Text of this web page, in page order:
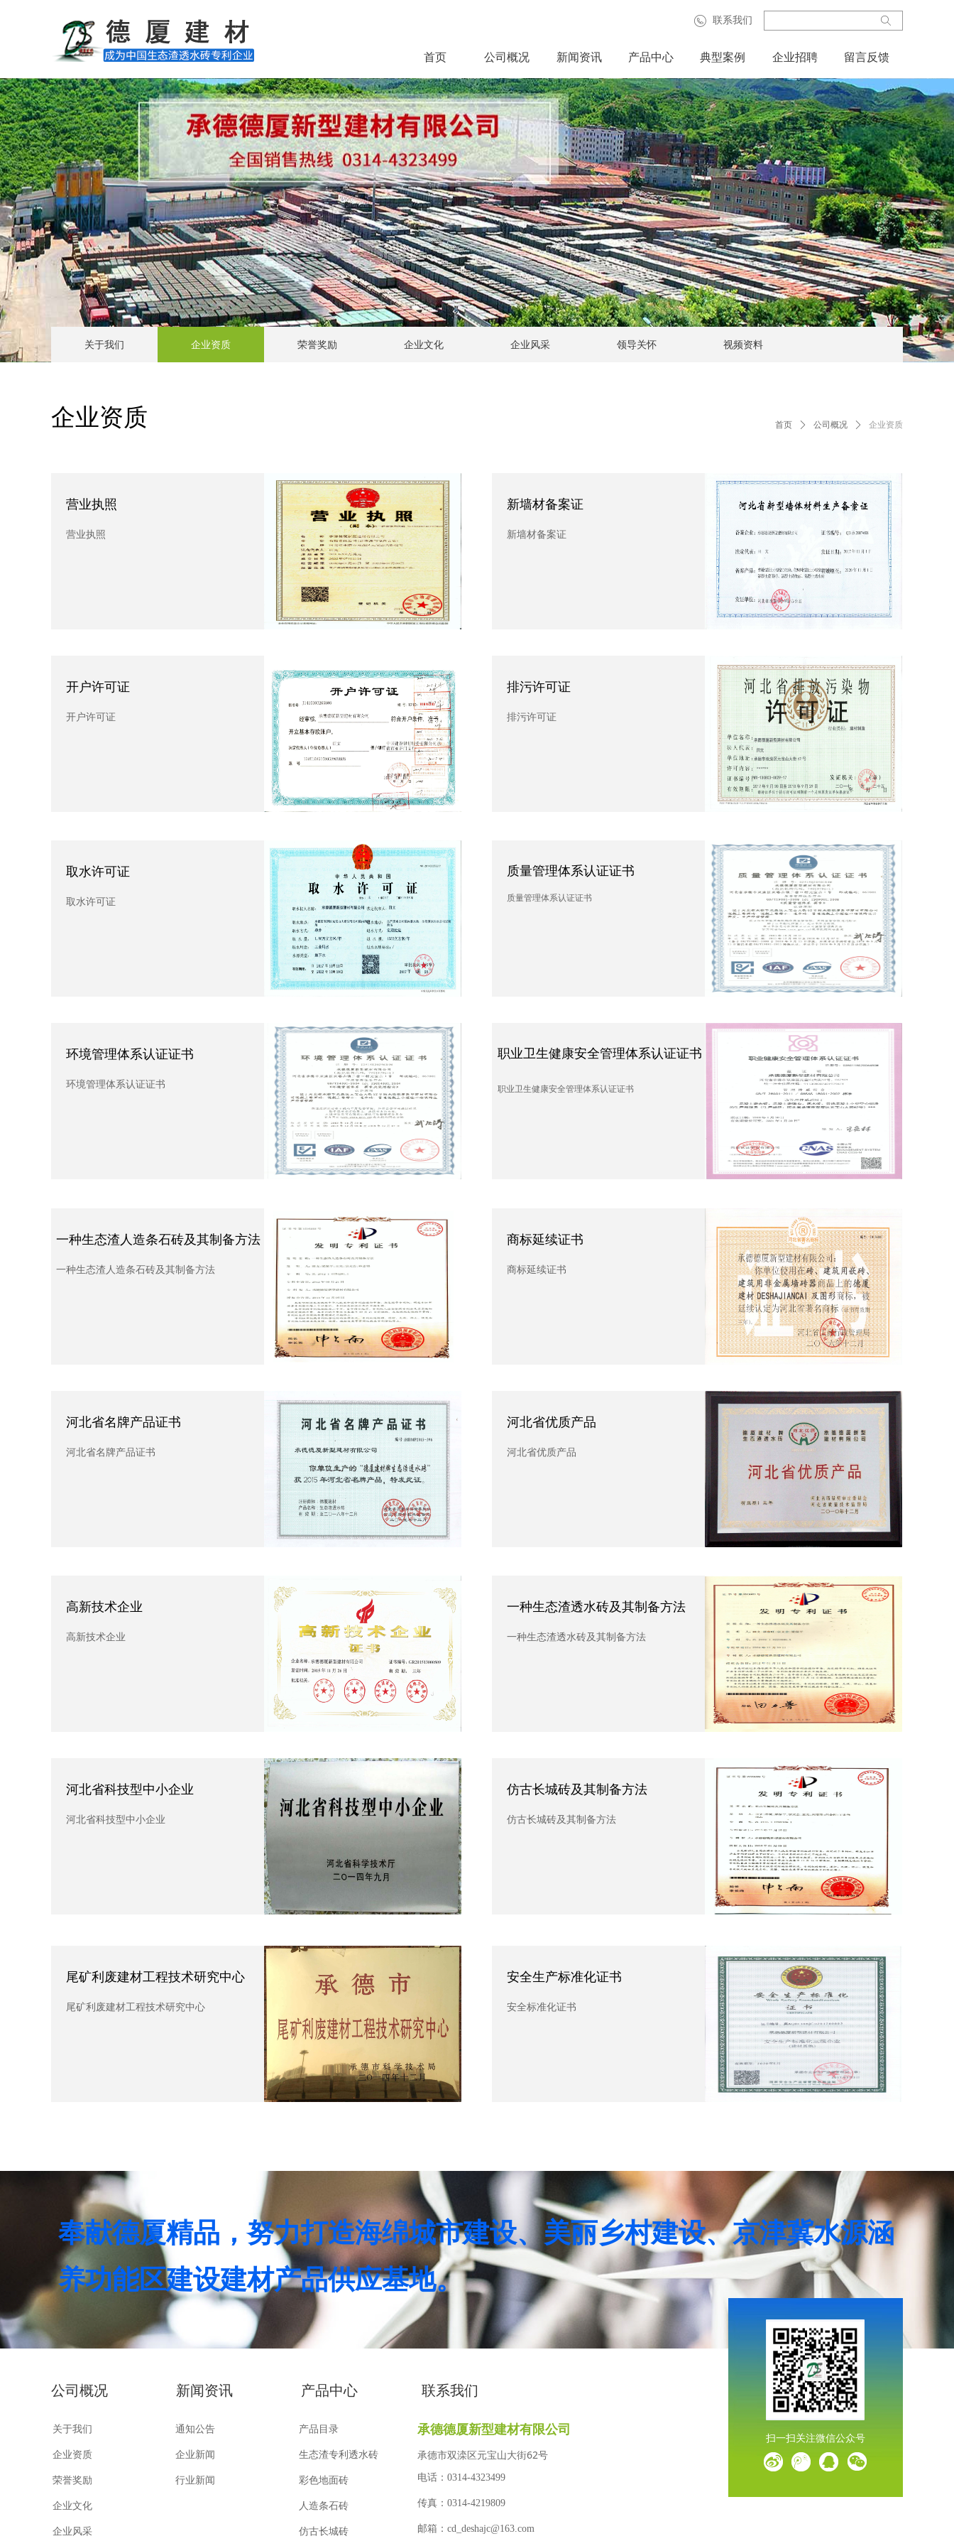
首页 公司概况 新闻资讯 产品中心 典型案例 企业招聘 留言反馈
ꄠ
联系我们
4
3
2
3
4
9
9
关于我们 企业资质 荣誉奖励 企业文化 企业风采 领导关怀 视频资料
企业资质
奉献德厦精品，努力打造海绵城市建设、美丽乡村建设、京津冀水源涵
养功能区建设建材产品供应基地。
首页 ꄲ 公司概况 ꄲ 企业资质
营业执照
营业执照
新墙材备案证
新墙材备案证
新墙材备案证
新墙材备案证
开户许可证
开户许可证
排污许可证
排污许可证
排污许可证
排污许可证
取水许可证
取水许可证
环境管理体系认证证书
环境管理体系认证证书
质量管理体系认证证书
质量管理体系认证证书
质量管理体系认证证书
质量管理体系认证证书
职业卫生健康安全管理体系认证证书
职业卫生健康安全管理体系认证证书
职业卫生健康安全管理体系认证证书
职业卫生健康安全管理体系认证证书
一种生态渣人造条石砖及其制备方法
一种生态渣人造条石砖及其制备方法
河北省名牌产品证书
河北省名牌产品证书
高新技术企业
高新技术企业
河北省科技型中小企业
河北省科技型中小企业
商标延续证书
商标延续证书
商标延续证书
商标延续证书
河北省优质产品
河北省优质产品
河北省优质产品
河北省优质产品
一种生态渣透水砖及其制备方法
一种生态渣透水砖及其制备方法
一种生态渣透水砖及其制备方法
一种生态渣透水砖及其制备方法
仿古长城砖及其制备方法
仿古长城砖及其制备方法
仿古长城砖及其制备方法
仿古长城砖及其制备方法
尾矿利废建材工程技术研究中心
尾矿利废建材工程技术研究中心
安全生产标准化证书
安全标准化证书
安全生产标准化证书
扫一扫关注微信公众号
公司概况 新闻资讯 产品中心 联系我们
关于我们
企业资质
荣誉奖励
企业文化
企业风采
通知公告
企业新闻
行业新闻
产品目录
生态渣专利透水砖
彩色地面砖
人造条石砖
仿古长城砖
电话： 0314-4323499
传真： 0314-4219809
邮箱： cd_deshajc@163.com
承德德厦新型建材有限公司
承德市双滦区元宝山大街62号